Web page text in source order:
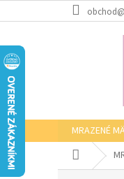
na
MRAZENÉ
Domov